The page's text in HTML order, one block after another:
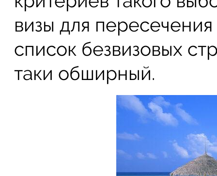
визы для
список безвизовых
таки обширный.